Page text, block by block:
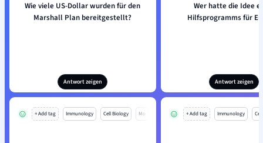
Wie viele US-Dollar wurden für den
Marshall Plan bereitgestellt?
Antwort zeigen
Wer hatte die Idee
Hilfsprogramms für
Antwort zeigen
+ Add tag Immunology Cell Biology Mo + Add tag Immunology